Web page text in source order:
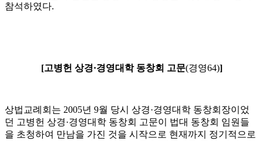
참석하였다.
[고병헌 상경·경영대학 동창회 고문(경영64)]
상법교례회는 2005년 9월 당시 상경·경영대학 동창회장이었
던 고병헌 상경·경영대학 동창회 고문이 법대 동창회 임원들
을 초청하여 만남을 가진 것을 시작으로 현재까지 정기적으로